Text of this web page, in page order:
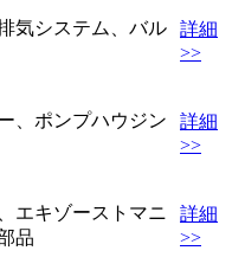
気システム、バル
詳細
>>
、ポンプハウジン
詳細
>>
エキゾーストマニ
品
詳細
>>